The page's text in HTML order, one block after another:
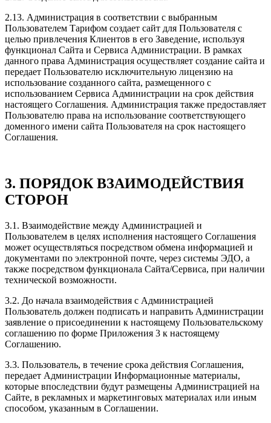
2.13. Администрация в соответствии с выбранным
Пользователем Тарифом создает сайт для Пользователя с
целью привлечения Клиентов в его Заведение, используя
функционал Сайта и Сервиса Администрации. В рамках
данного права Администрация осуществляет создание сайта и
передает Пользователю исключительную лицензию на
использование созданного сайта, размещенного с
использованием Сервиса Администрации на срок действия
настоящего Соглашения. Администрация также предоставляет
Пользователю права на использование соответствующего
доменного имени сайта Пользователя на срок настоящего
Соглашения.
3. ПОРЯДОК ВЗАИМОДЕЙСТВИЯ
СТОРОН
3.1. Взаимодействие между Администрацией и
Пользователем в целях исполнения настоящего Соглашения
может осуществляться посредством обмена информацией и
документами по электронной почте, через системы ЭДО, а
также посредством функционала Сайта/Сервиса, при наличии
технической возможности.
3.2. До начала взаимодействия с Администрацией
Пользователь должен подписать и направить Администрации
заявление о присоединении к настоящему Пользовательскому
соглашению по форме Приложения 3 к настоящему
Соглашению.
3.3. Пользователь, в течение срока действия Соглашения,
передает Администрации Информационные материалы,
которые впоследствии будут размещены Администрацией на
Сайте, в рекламных и маркетинговых материалах или иным
способом, указанным в Соглашении.